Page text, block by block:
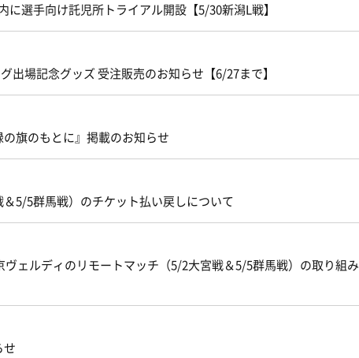
選手向け託児所トライアル開設【5/30新潟L戦】
出場記念グッズ 受注販売のお知らせ【6/27まで】
旗のもとに』掲載のお知らせ
5/5群馬戦）のチケット払い戻しについて
ヴェルディのリモートマッチ（5/2大宮戦＆5/5群馬戦）の取り組み
せ